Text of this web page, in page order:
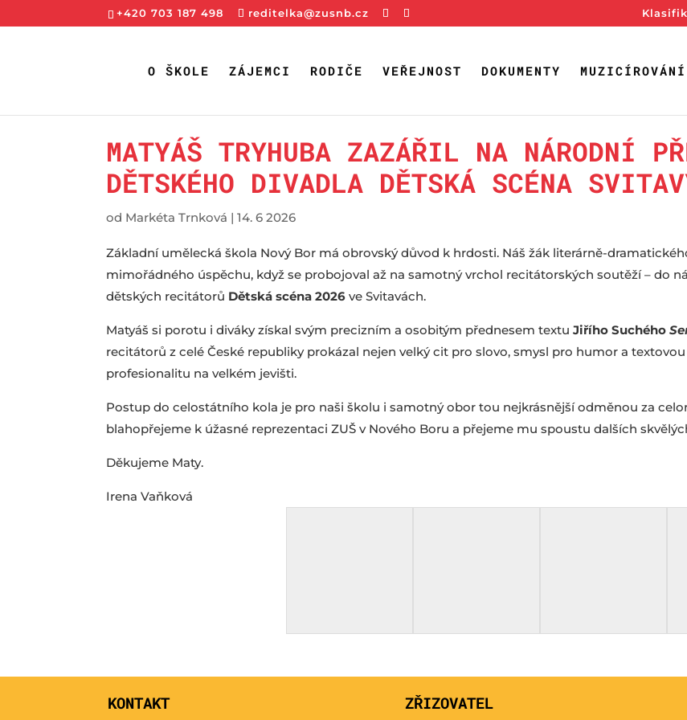
+420 703 187 498 reditelka@zusnb.cz
O ŠKOLE ZÁJEMCI RODIČE VEŘEJNOST DOKUMENTY MUZICÍROVÁNÍ
MATYÁŠ TRYHUBA ZAZÁŘIL NA NÁRODNÍ
DĚTSKÉHO DIVADLA DĚTSKÁ SCÉNA
od Markéta Trnková | 14. 6 2026
​Základní umělecká škola Nový Bor má obrovský důvod k hrdosti. Náš žák literárně-
mimořádného úspěchu, když se probojoval až na samotný vrchol recitátorských soutěží – do
dětských recitátorů Dětská scéna 2026 ve Svitavách.
​Matyáš si porotu i diváky získal svým precizním a osobitým přednesem textu Jiřího Suchého
recitátorů z celé České republiky prokázal nejen velký cit pro slovo, smysl pro humor a
profesionalitu na velkém jevišti.
​Postup do celostátního kola je pro naši školu i samotný obor tou nejkrásnější odměnou za
blahopřejeme k úžasné reprezentaci ZUŠ v Nového Boru a přejeme mu spoustu dalších
Děkujeme Maty.
Irena Vaňková
KONTAKT ZŘIZOVATEL